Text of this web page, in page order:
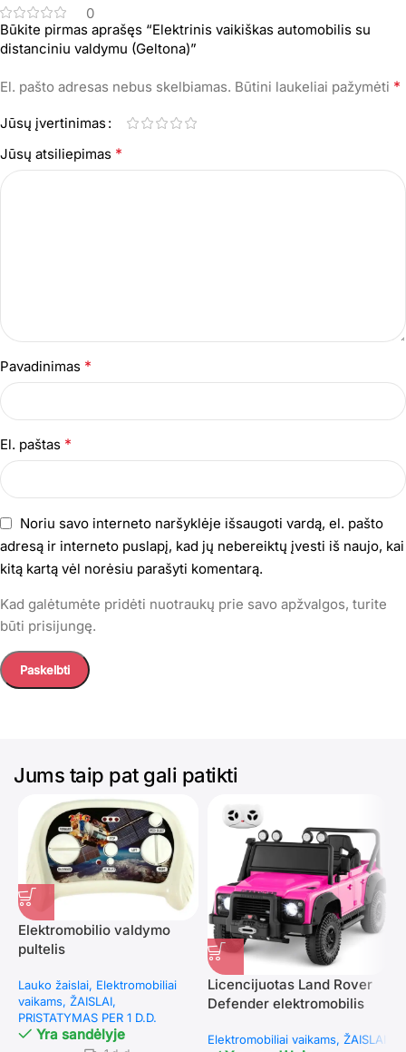
0
Būkite pirmas aprašęs “Elektrinis vaikiškas automobilis su
distanciniu valdymu (Geltona)”
El. pašto adresas nebus skelbiamas. Būtini laukeliai pažymėti *
Jūsų įvertinimas
Jūsų atsiliepimas *
Pavadinimas *
El. paštas *
Noriu savo interneto naršyklėje išsaugoti vardą, el. pašto
adresą ir interneto puslapį, kad jų nebereiktų įvesti iš naujo, kai
kitą kartą vėl norėsiu parašyti komentarą.
Kad galėtumėte pridėti nuotraukų prie savo apžvalgos, turite
būti prisijungę.
Jums taip pat gali patikti
Elektromobilio valdymo
pultelis
Lauko žaislai Elektromobiliai
vaikams ŽAISLAI
PRISTATYMAS PER 1 D.D.
Yra sandėlyje
Licencijuotas Land Rover
Defender elektromobilis
valdymo pultu (Rožinė)
Elektromobiliai vaikams ŽAISLAI